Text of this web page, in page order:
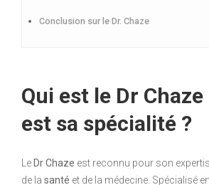
Conclusion sur le Dr. Chaze
Qui est le Dr
est sa spécialité ?
LeDr Chaze est reconnu pour son
de la santé et de la médecine. Spécialisé en